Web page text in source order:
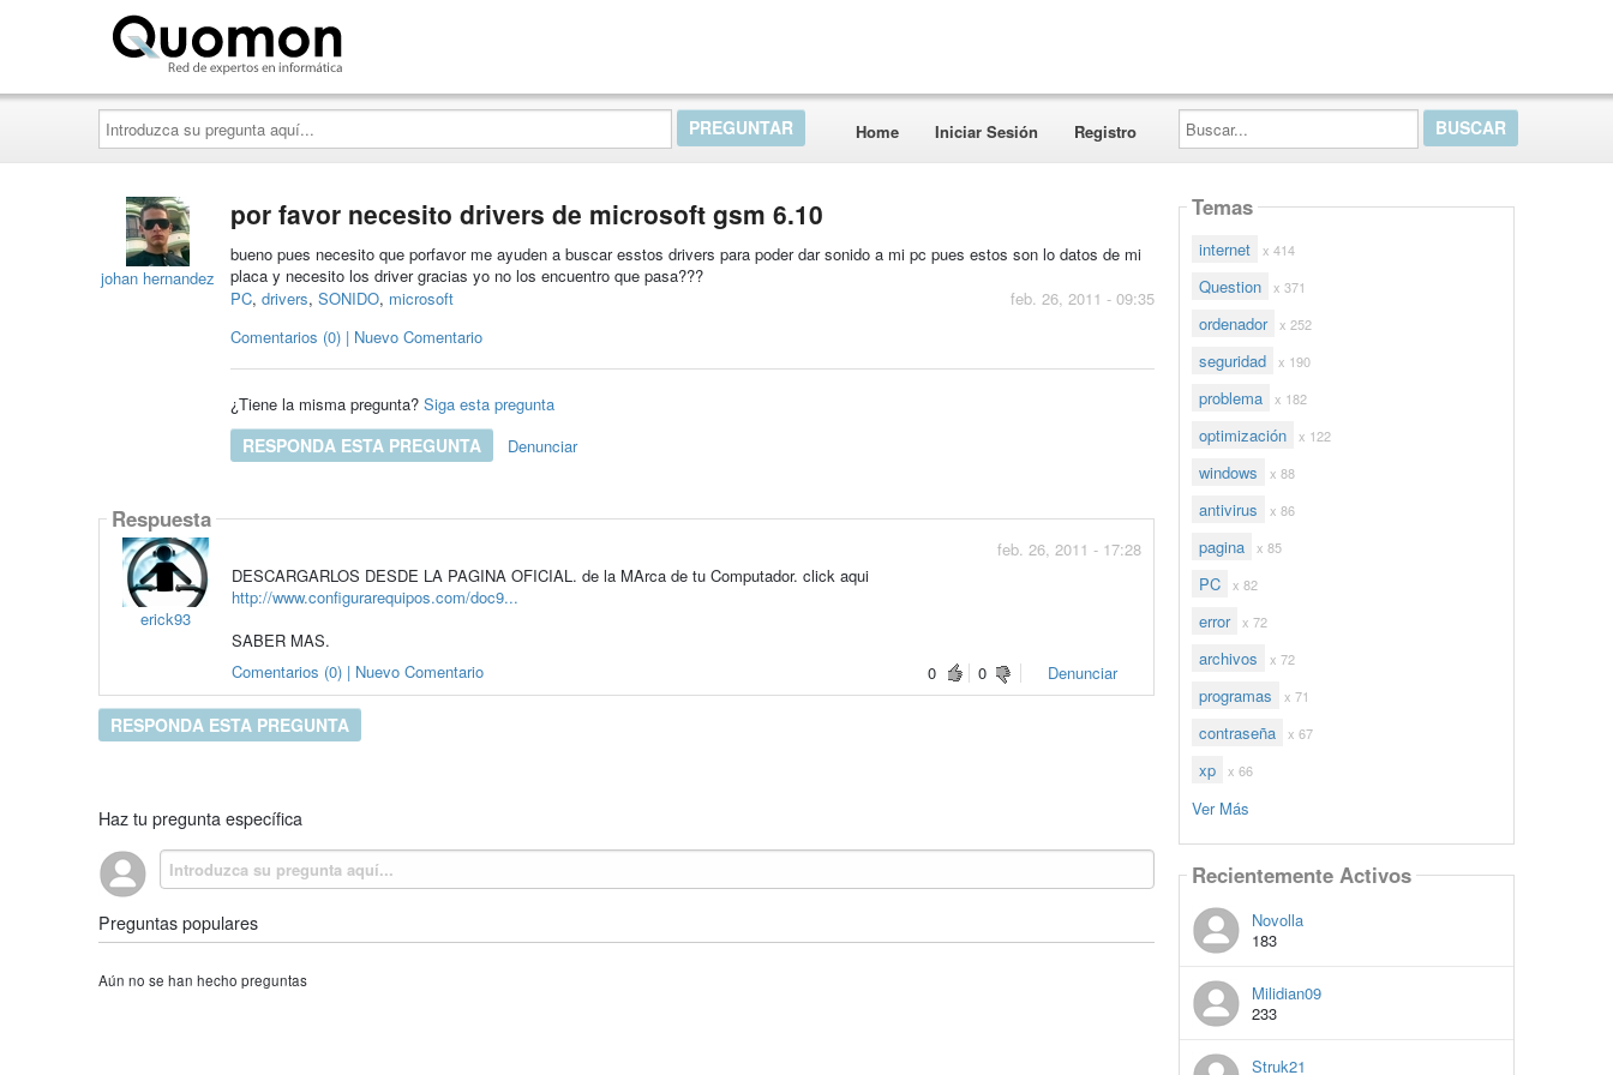
Introduzca
su
pregunta
aquí...
Home Iniciar Sesión Registro
Buscar...
johan hernandez
por favor necesito drivers de microsoft gsm 6.10
bueno pues necesito que porfavor me ayuden a buscar esstos drivers para poder dar sonido a mi pc pues estos son lo datos de mi
placa y necesito los driver gracias yo no los encuentro que pasa???
feb. 26, 2011 - 09:35
PC, drivers, SONIDO, microsoft
Comentarios (0) | Nuevo Comentario
¿Tiene la misma pregunta? Siga esta pregunta
RESPONDA ESTA PREGUNTA Denunciar
Respuesta
erick93
feb. 26, 2011 - 17:28
DESCARGARLOS DESDE LA PAGINA OFICIAL. de la MArca de tu Computador. click aqui
http://www.configurarequipos.com/doc9...
SABER MAS.
0
0 Denunciar
Comentarios (0) | Nuevo Comentario
RESPONDA ESTA PREGUNTA
Haz tu pregunta específica
Preguntas populares
Aún no se han hecho preguntas
Temas
internet x 414
Question x 371
ordenador x 252
seguridad x 190
problema x 182
optimización x 122
windows x 88
antivirus x 86
pagina x 85
PC x 82
error x 72
archivos x 72
programas x 71
contraseña x 67
xp x 66
Ver Más
Recientemente Activos
Novolla
183
Milidian09
233
Struk21